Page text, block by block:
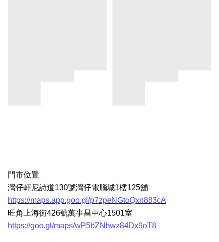
門市位置
灣仔軒尼詩道130號灣仔電腦城1樓125舖
https://maps.app.goo.gl/p7zpeNGtoQxn883cA
旺角上海街426號萬事昌中心1501室
https://goo.gl/maps/wP5bZNhwz84Dx9oT8